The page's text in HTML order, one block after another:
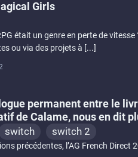
Girls
était un genre en perte de
ou via des projets à [...]
permanent entre le
de Calame, nous en dit
switch switch 2
précédentes, l’AG French Direct